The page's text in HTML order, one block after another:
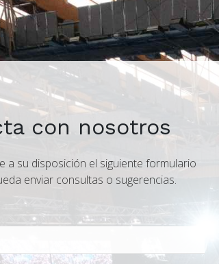
con nosotros
a su disposición el siguiente formulario
enviar consultas o sugerencias.